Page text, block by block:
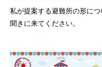
私が提案する避難所の形に
聞きに来てください。